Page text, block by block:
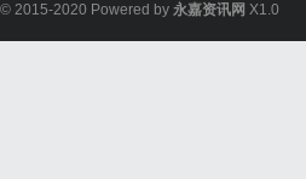
© 2015-2020 Powered by 永嘉资讯网 X1.0